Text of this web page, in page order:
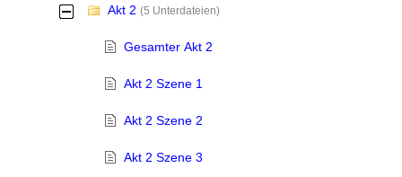
- Akt 2 (5 Unterdateien)
Gesamter Akt 2
Akt 2 Szene 1
Akt 2 Szene 2
Akt 2 Szene 3